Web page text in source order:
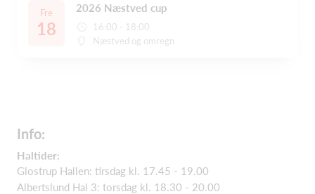
Fre
18
2026 Næstved cup
16:00 - 18:00
Næstved og omregn
Info:
Haltider:
Glostrup Hallen: tirsdag kl. 17.45 - 19.00
Albertslund Hal 3: torsdag kl. 18.30 - 20.00